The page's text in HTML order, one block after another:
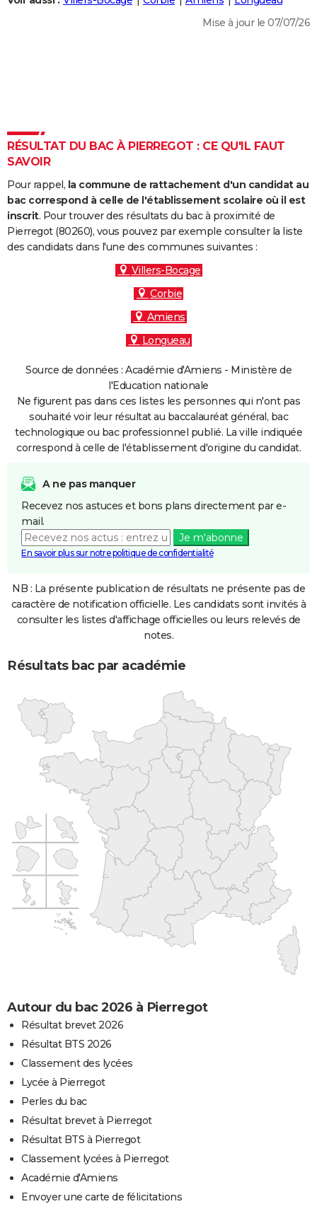
DICTIONNAIRE
Dictionnaire
Biographies
Citations
Expressions
Proverbes
PROGRAMME TV
COPAINS D'AVANT
S'inscrire
Se connecter
Lycées
Collèges
Primaires
Universités
Entreprises
Service militaire
Avis de recherche
AVIS DE DÉCÈS
FORUM
Mise à jour le 07/07/26
RÉSULTAT DU BAC À PIERREGOT : CE QU'IL FAUT
SAVOIR
Pour rappel, la commune de rattachement d'un candidat au
bac correspond à celle de l'établissement scolaire où il est
inscrit. Pour trouver des résultats du bac à proximité de
Pierregot (80260), vous pouvez par exemple consulter la liste
des candidats dans l'une des communes suivantes :
Villers-Bocage
Corbie
Amiens
Longueau
Source de données : Académie d'Amiens - Ministère de
l'Education nationale
Ne figurent pas dans ces listes les personnes qui n'ont pas
souhaité voir leur résultat au baccalauréat général, bac
technologique ou bac professionnel publié. La ville indiquée
correspond à celle de l'établissement d'origine du candidat.
A ne pas manquer
Recevez nos astuces et bons plans directement par e-
mail.
Je m'abonne
En savoir plus sur notre politique de confidentialité
NB : La présente publication de résultats ne présente pas de
caractère de notification officielle. Les candidats sont invités à
consulter les listes d'affichage officielles ou leurs relevés de
notes.
Résultats bac par académie
Autour du bac 2026 à Pierregot
Résultat brevet 2026
Résultat BTS 2026
Classement des lycées
Lycée à Pierregot
Perles du bac
Résultat brevet à Pierregot
Résultat BTS à Pierregot
Classement lycées à Pierregot
Académie d'Amiens
Envoyer une carte de félicitations